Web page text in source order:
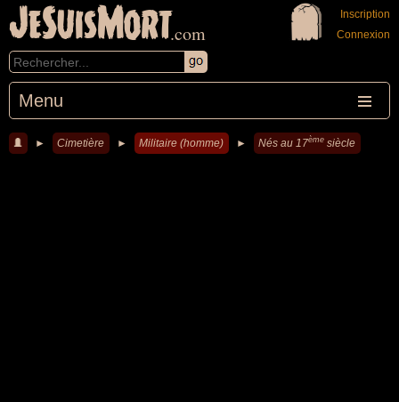
JeSuisMort.com
Menu
Inscription
Connexion
► Cimetière ► Militaire (homme) ► Nés au 17ème siècle